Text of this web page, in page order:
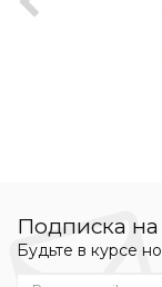
Подписка на
Будьте в курсе